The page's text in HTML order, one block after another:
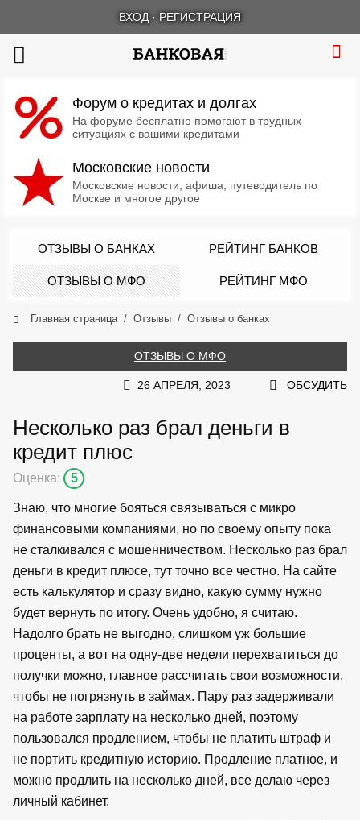
ВХОД · РЕГИСТРАЦИЯ
Форум о кредитах и долгах
На форуме бесплатно помогают в трудных
ситуациях с вашими кредитами
Московские новости
Московские новости, афиша, путеводитель по
Москве и многое другое
ОТЗЫВЫ О БАНКАХ РЕЙТИНГ БАНКОВ
ОТЗЫВЫ О МФО РЕЙТИНГ МФО
Главная страница Отзывы Отзывы о банках
ОТЗЫВЫ О МФО
26 АПРЕЛЯ, 2023 ОБСУДИТЬ
Несколько раз брал деньги в
кредит плюс
Оценка: 5
Знаю, что многие бояться связываться с микро
финансовыми компаниями, но по своему опыту пока
не сталкивался с мошенничеством. Несколько раз брал
деньги в кредит плюсе, тут точно все честно. На сайте
есть калькулятор и сразу видно, какую сумму нужно
будет вернуть по итогу. Очень удобно, я считаю.
Надолго брать не выгодно, слишком уж большие
проценты, а вот на одну-две недели перехватиться до
получки можно, главное рассчитать свои возможности,
чтобы не погрязнуть в займах. Пару раз задерживали
на работе зарплату на несколько дней, поэтому
пользовался продлением, чтобы не платить штраф и
не портить кредитную историю. Продление платное, и
можно продлить на несколько дней, все делаю через
личный кабинет.